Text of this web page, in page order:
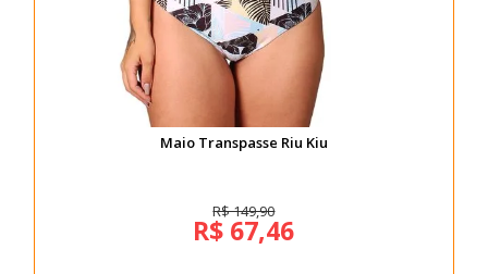
Maio Transpasse Riu Kiu
R$ 149,90
R$ 67,46